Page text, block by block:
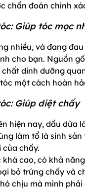
chẩn đoán chính
Giúp tóc mọc
nhiều, và đang
cho bạn. Nguồn
dinh dưỡng
một cách hoàn
Giúp diệt chấy
hiện nay, dầu dừa
làm tổ là sinh
của chấy.
cao, có khả
bỏ trứng chấy và
chịu mà mình phải